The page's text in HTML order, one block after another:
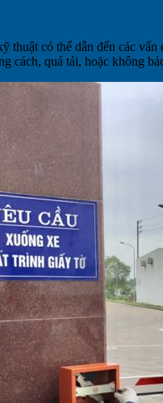
thuật có thể dẫn đến các
cách, quá tải, hoặc không